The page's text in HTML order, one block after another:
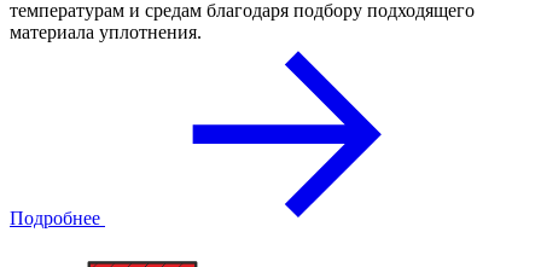
температурам и средам благодаря подбору подходящего
материала уплотнения.
Подробнее